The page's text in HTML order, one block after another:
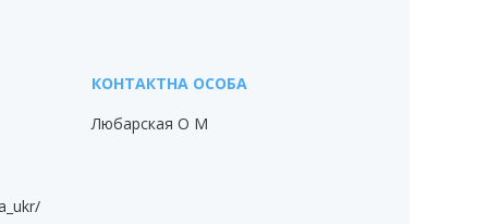
Любарская О М